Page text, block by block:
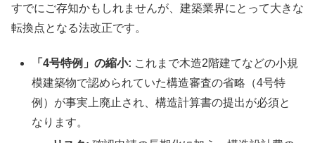
すでにご存知かもしれませんが、建築業界にとって大きな
転換点となる法改正です。
「4号特例」の縮小: これまで木造2階建てなどの小規
模建築物で認められていた構造審査の省略（4号特
例）が事実上廃止され、構造計算書の提出が必須と
なります。